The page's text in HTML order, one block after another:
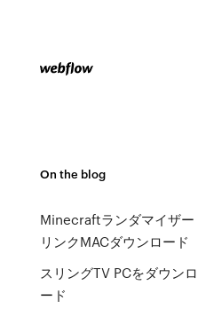
On the blog
Minecraftランダマイザー
リンクMACダウンロード
スリングTV PCをダウンロ
ード